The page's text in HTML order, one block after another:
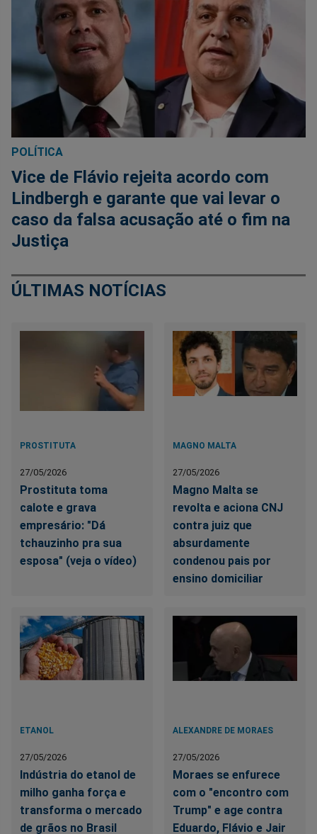
POLÍTICA
Vice de Flávio rejeita acordo com
Lindbergh e garante que vai levar o
caso da falsa acusação até o fim na
Justiça
ÚLTIMAS NOTÍCIAS
PROSTITUTA
27/05/2026
Prostituta toma
calote e grava
empresário: "Dá
tchauzinho pra sua
esposa" (veja o vídeo)
MAGNO MALTA
27/05/2026
Magno Malta se
revolta e aciona CNJ
contra juiz que
absurdamente
condenou pais por
ensino domiciliar
ETANOL
27/05/2026
Indústria do etanol de
milho ganha força e
transforma o mercado
de grãos no Brasil
ALEXANDRE DE MORAES
27/05/2026
Moraes se enfurece
com o "encontro com
Trump" e age contra
Eduardo, Flávio e Jair